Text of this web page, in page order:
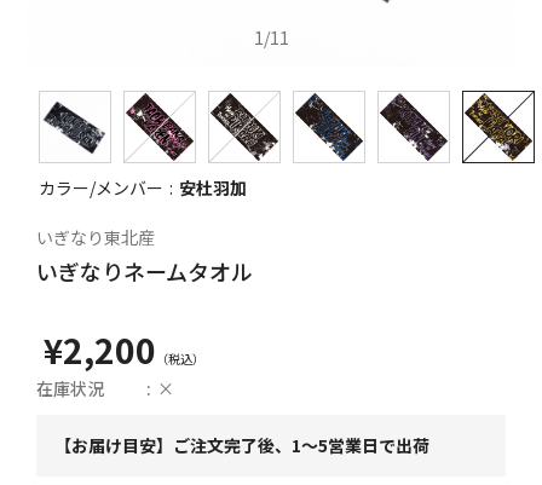
1/11
カラー/メンバー 安杜羽加
いぎなり東北産
いぎなりネームタオル
¥2,200
在庫状況 ×
【お届け目安】ご注文完了後、1～5営業日で出荷